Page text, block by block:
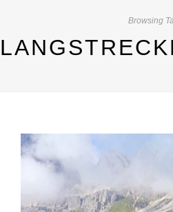
Browsing